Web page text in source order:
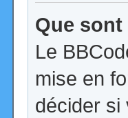
Que sont
Le
mise en
décider si